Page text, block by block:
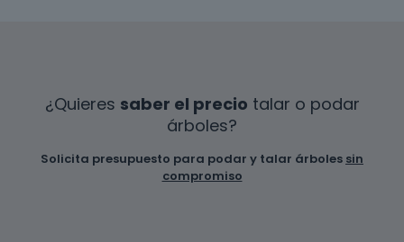
¿Quieres saber el precio talar o podar
árboles?
Solicita presupuesto para podar y talar árboles sin
compromiso